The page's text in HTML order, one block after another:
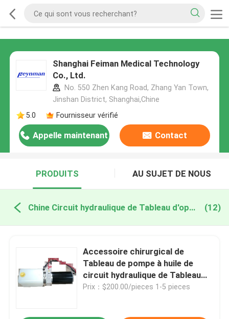
Shanghai Feiman Medical Technology
Co., Ltd.
No. 550 Zhen Kang Road, Zhang Yan Town,
Jinshan District, Shanghai,Chine
5.0
Fournisseur vérifié
Appelle maintenant Contact
PRODUITS AU SUJET DE NOUS
Chine Circuit hydraulique de Tableau d'opération (12)
Accessoire chirurgical de
Tableau de pompe à huile de
circuit hydraulique de Tableau
d'opération d'ODM d'OEM
Prix：$200.00/pieces 1-5 pieces